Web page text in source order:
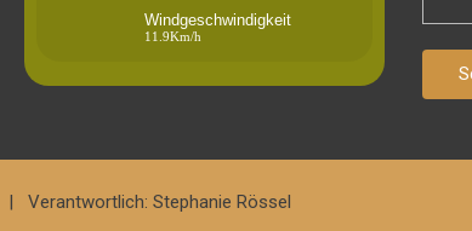
Windgeschwindigkeit
11.9Km/h
Verantwortlich: Stephanie Rössel